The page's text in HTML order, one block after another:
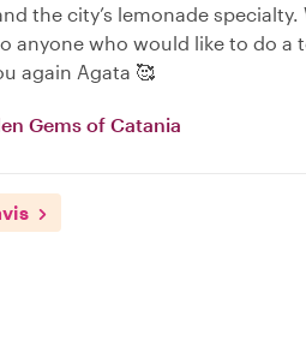
the city’s lemonade specialty.
anyone who would like to do a
again Agata 🥰
Gems of Catania